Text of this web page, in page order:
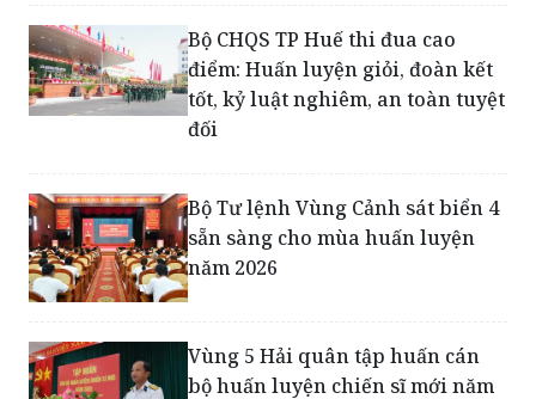
Bộ CHQS TP Huế thi đua cao
điểm: Huấn luyện giỏi, đoàn kết
tốt, kỷ luật nghiêm, an toàn tuyệt
đối
Bộ Tư lệnh Vùng Cảnh sát biển 4
sẵn sàng cho mùa huấn luyện
năm 2026
Vùng 5 Hải quân tập huấn cán
bộ huấn luyện chiến sĩ mới năm